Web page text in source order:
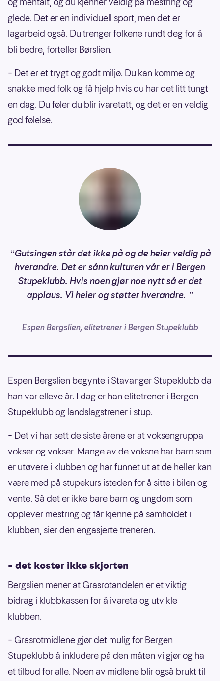
glede. Det er en individuell sport, men det er
lagarbeid også. Du trenger folkene rundt deg for å
bli bedre, forteller Børslien.
– Det er et trygt og godt miljø. Du kan komme og
snakke med folk og få hjelp hvis du har det litt tungt
en dag. Du føler du blir ivaretatt, og det er en veldig
god følelse.
“Gutsingen står det ikke på og de heier veldig på
hverandre. Det er sånn kulturen vår er i Bergen
Stupeklubb. Hvis noen gjør noe nytt så er det
applaus. Vi heier og støtter hverandre. ”
Espen Bergslien, elitetrener i Bergen Stupeklubb
Espen Bergslien begynte i Stavanger Stupeklubb da
han var elleve år. I dag er han elitetrener i Bergen
Stupeklubb og landslagstrener i stup.
– Det vi har sett de siste årene er at voksengruppa
vokser og vokser. Mange av de voksne har barn som
er utøvere i klubben og har funnet ut at de heller kan
være med på stupekurs isteden for å sitte i bilen og
vente. Så det er ikke bare barn og ungdom som
opplever mestring og får kjenne på samholdet i
klubben, sier den engasjerte treneren.
– det koster ikke skjorten
Bergslien mener at Grasrotandelen er et viktig
bidrag i klubbkassen for å ivareta og utvikle
klubben.
– Grasrotmidlene gjør det mulig for Bergen
Stupeklubb å inkludere på den måten vi gjør og ha
et tilbud for alle. Noen av midlene blir også brukt til